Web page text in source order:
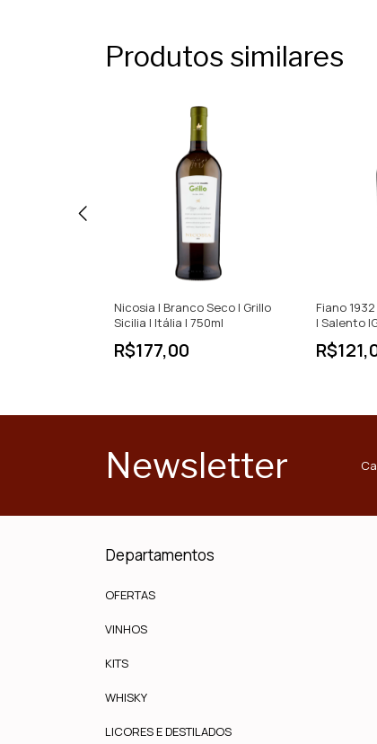
Produtos similares
Nicosia | Branco Seco | Grillo
Sicilia | Itália | 750ml
R$177,00
Fiano
| Salento
Newsletter
Departamentos
OFERTAS
VINHOS
KITS
WHISKY
LICORES E DESTILADOS